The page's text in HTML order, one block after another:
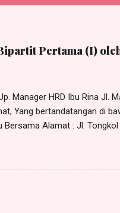
Pertama (I)
Manager HRD Ibu Rina Jl.
Yang bertandatangan di
Alamat : Jl. Tongkol
maka dengan ini saya
: 11 April 2022 Pukul :
Adapun yang perlu
PT. Maju Bersama